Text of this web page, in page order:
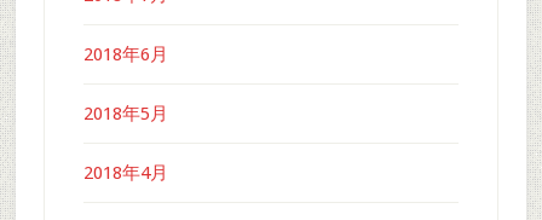
2018年6月
2018年5月
2018年4月